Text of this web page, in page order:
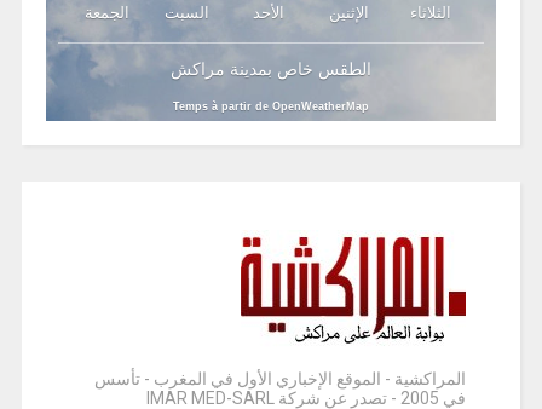
الجمعة السبت الأحد الإثنين الثلاثاء
الطقس خاص بمدينة مراكش
Temps à partir de OpenWeatherMap
المراكشية - الموقع الإخباري الأول في المغرب - تأسس
في 2005 - تصدر عن شركة IMAR MED-SARL